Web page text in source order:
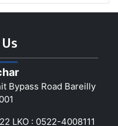
Bypass Road Bareilly
LKO : 0522-4008111